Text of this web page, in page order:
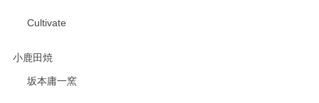
Cultivate
小鹿田焼
坂本庸一窯